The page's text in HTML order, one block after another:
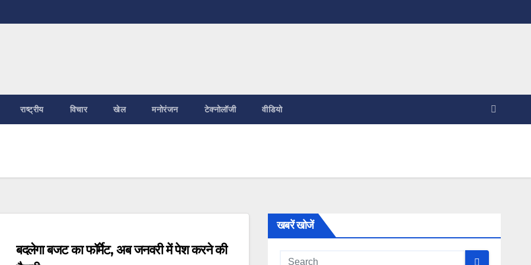
राष्ट्रीय विचार खेल मनोरंजन टेक्नोलॉजी वीडियो
बदलेगा बजट का फॉर्मेट, अब जनवरी में पेश करने की
खबरें खोजें